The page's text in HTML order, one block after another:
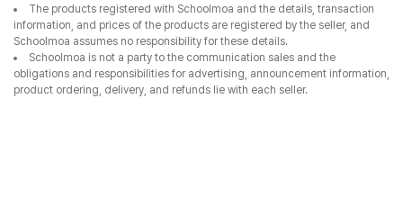
The products registered with Schoolmoa and the details, transaction
information, and prices of the products are registered by the seller, and
Schoolmoa assumes no responsibility for these details.
Schoolmoa is not a party to the communication sales and the
obligations and responsibilities for advertising, announcement information,
product ordering, delivery, and refunds lie with each seller.